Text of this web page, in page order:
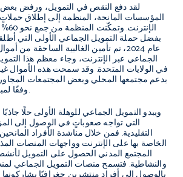
لقد دفع النقص في التمويل، ورفض
المؤسسات المانحة، المنظمة إلى إطلاق
عام 2024، تم تأمين الغالبية الساحقة
الجماعي عبر الإنترنت، وجاء معظم هذا
في الولايات المتحدة. وقد سمحت هذه الأموال
بدعم مجتمعها المحلي وبعض المجتمعات
وفقًا لمبادئها وأولوياتها الخاصة.
ويبدو التمويل الجماعي للوهلة الأولى حلًا
التي تواجه صعوباتٍ في الوصول إلى
التقليدية. فمن خلال مناشدة الأفراد
الخاصة بها على الإنترنت وواجهات المنصات
المجتمع المدني الحصول على التمويل
والنشاطية. فتسمح منصات التمويل الجماعي